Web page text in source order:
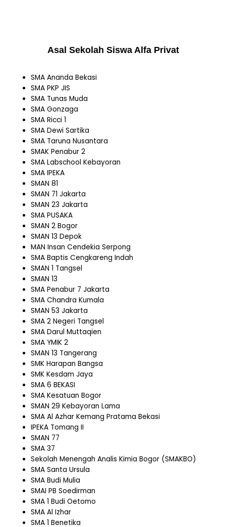
Asal Sekolah Siswa Alfa Privat
SMA Ananda Bekasi
SMA PKP JIS
SMA Tunas Muda
SMA Gonzaga
SMA Ricci 1
SMA Dewi Sartika
SMA Taruna Nusantara
SMAK Penabur 2
SMA Labschool Kebayoran
SMA IPEKA
SMAN 81
SMAN 71 Jakarta
SMAN 23 Jakarta
SMA PUSAKA
SMAN 2 Bogor
SMAN 13 Depok
MAN Insan Cendekia Serpong
SMA Baptis Cengkareng Indah
SMAN 1 Tangsel
SMAN 13
SMA Penabur 7 Jakarta
SMA Chandra Kumala
SMAN 53 Jakarta
SMA 2 Negeri Tangsel
SMA Darul Muttaqien
SMA YMIK 2
SMAN 13 Tangerang
SMK Harapan Bangsa
SMK Kesdam Jaya
SMA 6 BEKASI
SMA Kesatuan Bogor
SMAN 29 Kebayoran Lama
SMA Al Azhar Kemang Pratama Bekasi
IPEKA Tomang II
SMAN 77
SMA 37
Sekolah Menengah Analis Kimia Bogor (SMAKBO)
SMA Santa Ursula
SMA Budi Mulia
SMAI PB Soedirman
SMA 1 Budi Oetomo
SMA Al Izhar
SMA 1 Benetika